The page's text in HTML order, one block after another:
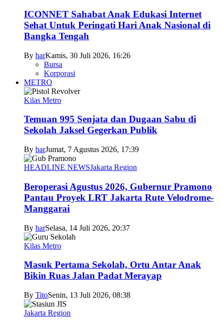
ICONNET Sahabat Anak Edukasi Internet
Sehat Untuk Peringati Hari Anak Nasional di
Bangka Tengah
By harKamis, 30 Juli 2026, 16:26
Bursa
Korporasi
METRO
Kilas Metro
Temuan 995 Senjata dan Dugaan Sabu di
Sekolah Jaksel Gegerkan Publik
By harJumat, 7 Agustus 2026, 17:39
HEADLINE NEWSJakarta Region
Beroperasi Agustus 2026, Gubernur Pramono
Pantau Proyek LRT Jakarta Rute Velodrome-
Manggarai
By harSelasa, 14 Juli 2026, 20:37
Kilas Metro
Masuk Pertama Sekolah, Ortu Antar Anak
Bikin Ruas Jalan Padat Merayap
By TitoSenin, 13 Juli 2026, 08:38
Jakarta Region